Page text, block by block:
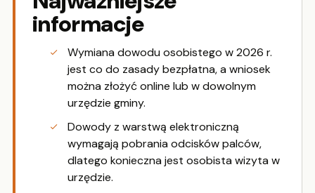
informacje
Wymiana dowodu osobistego w 2026 r.
jest co do zasady bezpłatna, a wniosek
można złożyć online lub w dowolnym
urzędzie gminy.
Dowody z warstwą elektroniczną
wymagają pobrania odcisków palców,
dlatego konieczna jest osobista wizyta w
urzędzie.